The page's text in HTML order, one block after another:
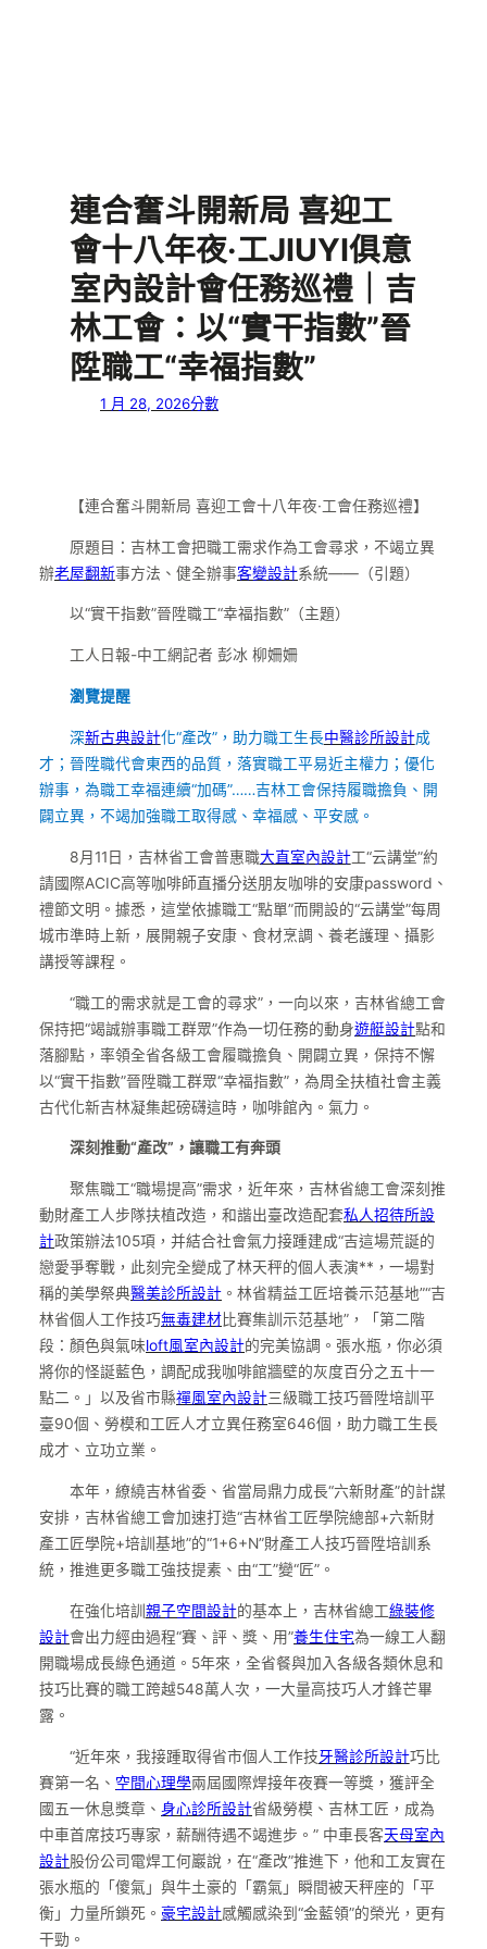
連合奮斗開新局 喜迎工
會十八年夜·工JIUYI俱意
室內設計會任務巡禮｜吉
林工會：以“實干指數”晉
陞職工“幸福指數”
1 月 28, 2026分數
【連合奮斗開新局 喜迎工會十八年夜·工會任務巡禮】
原題目：吉林工會把職工需求作為工會尋求，不竭立異
辦老屋翻新事方法、健全辦事客變設計系統——（引題）
以“實干指數”晉陞職工“幸福指數”（主題）
工人日報-中工網記者 彭冰 柳姍姍
瀏覽提醒
深新古典設計化“產改”，助力職工生長中醫診所設計成
才；晉陞職代會東西的品質，落實職工平易近主權力；優化
辦事，為職工幸福連續“加碼”……吉林工會保持履職擔負、開
闢立異，不竭加強職工取得感、幸福感、平安感。
8月11日，吉林省工會普惠職大直室內設計工“云講堂”約
請國際ACIC高等咖啡師直播分送朋友咖啡的安康password、
禮節文明。據悉，這堂依據職工“點單”而開設的“云講堂”每周
城市準時上新，展開親子安康、食材烹調、養老護理、攝影
講授等課程。
“職工的需求就是工會的尋求”，一向以來，吉林省總工會
保持把“竭誠辦事職工群眾”作為一切任務的動身遊艇設計點和
落腳點，率領全省各級工會履職擔負、開闢立異，保持不懈
以“實干指數”晉陞職工群眾“幸福指數”，為周全扶植社會主義
古代化新吉林凝集起磅礴這時，咖啡館內。氣力。
深刻推動“產改”，讓職工有奔頭
聚焦職工“職場提高”需求，近年來，吉林省總工會深刻推
動財產工人步隊扶植改造，和諧出臺改造配套私人招待所設
計政策辦法105項，并結合社會氣力接踵建成“吉這場荒誕的
戀愛爭奪戰，此刻完全變成了林天秤的個人表演**，一場對
稱的美學祭典醫美診所設計 。林省精益工匠培養示范基地”“吉
林省個人工作技巧無毒建材比賽集訓示范基地”，「第二階
段：顏色與氣味loft風室內設計的完美協調。張水瓶，你必須
將你的怪誕藍色，調配成我咖啡館牆壁的灰度百分之五十一
點二。」以及省市縣禪風室內設計三級職工技巧晉陞培訓平
臺90個、勞模和工匠人才立異任務室646個，助力職工生長
成才、立功立業。
本年，繚繞吉林省委、省當局鼎力成長“六新財產”的計謀
安排，吉林省總工會加速打造“吉林省工匠學院總部+六新財
產工匠學院+培訓基地”的“1+6+N”財產工人技巧晉陞培訓系
統，推進更多職工強技提素、由“工”變“匠”。
在強化培訓 親子空間設計的基本上，吉林省總工綠裝修
設計會出力經由過程“賽、評、獎、用”養生住宅為一線工人翻
開職場成長綠色通道。5年來，全省餐與加入各級各類休息和
技巧比賽的職工跨越548萬人次，一大量高技巧人才鋒芒畢
露。
“近年來，我接踵取得省市個人工作技牙醫診所設計巧比
賽第一名、 空間心理學兩屆國際焊接年夜賽一等獎，獲評全
國五一休息獎章、 身心診所設計省級勞模、吉林工匠，成為
中車首席技巧專家，薪酬待遇不竭進步。” 中車長客天母室內
設計股份公司電焊工何巖說，在“產改”推進下，他和工友實在
張水瓶的「傻氣」與牛土豪的「霸氣」瞬間被天秤座的「平
衡」力量所鎖死。 豪宅設計感觸感染到“金藍領”的榮光，更有
干勁。